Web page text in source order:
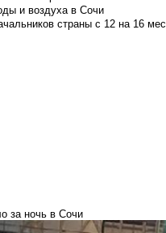
и воздуха в Сочи
страны с 12 на 16
за ночь в Сочи